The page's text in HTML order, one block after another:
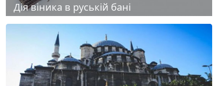
Дія віника в руській бані